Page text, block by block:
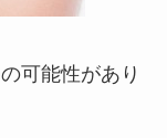
可能性があり